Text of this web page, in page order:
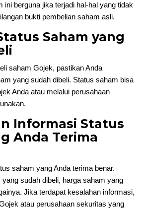
ini berguna jika terjadi hal-hal yang tidak
bukti pembelian saham asli.
Saham yang
saham Gojek, pastikan Anda
yang sudah dibeli. Status saham bisa
Anda atau melalui perusahaan
Informasi Status
Anda Terima
saham yang Anda terima benar.
sudah dibeli, harga saham yang
Jika terdapat kesalahan informasi,
atau perusahaan sekuritas yang